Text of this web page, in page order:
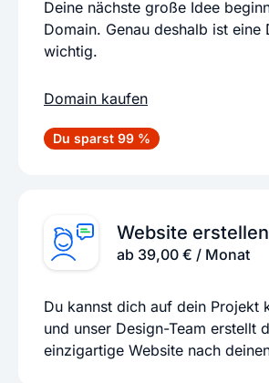
Deine nächste große Idee
Domain. Genau deshalb ist eine
wichtig.
Domain kaufen
Du sparst 99 %
Website
ab 39,00 € / Monat
Du kannst dich auf dein Projekt
und unser Design-Team erstellt
einzigartige Website nach